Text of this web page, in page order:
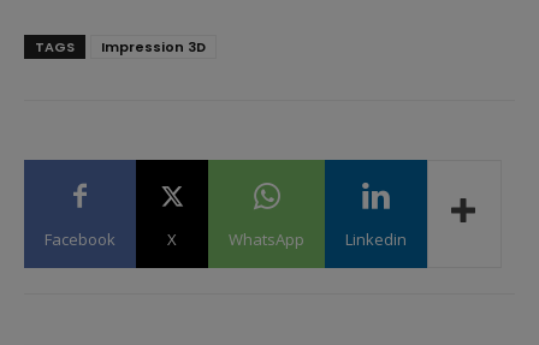
TAGS Impression 3D
Facebook X WhatsApp Linkedin